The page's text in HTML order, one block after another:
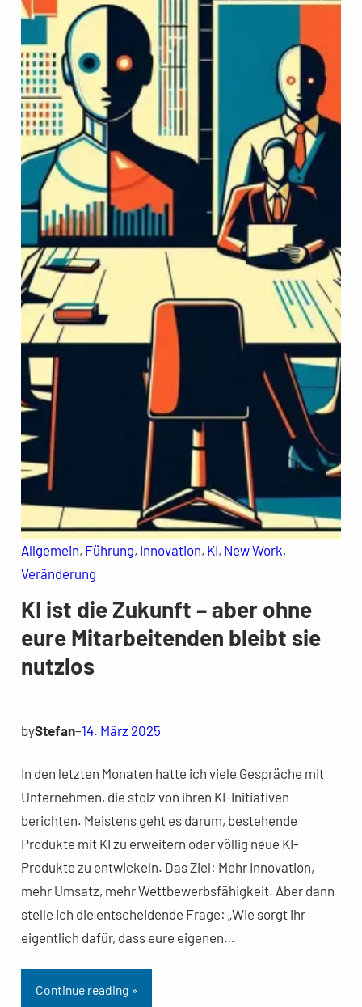
Allgemein, Führung, Innovation, KI, New Work
Veränderung
KI ist die Zukunft – aber ohne
eure Mitarbeitenden bleibt sie
nutzlos
byStefan–14. März 2025
In den letzten Monaten hatte ich viele Gespräche mit
Unternehmen, die stolz von ihren KI-Initiativen
berichten. Meistens geht es darum, bestehende
Produkte mit KI zu erweitern oder völlig neue KI-
Produkte zu entwickeln. Das Ziel: Mehr Innovation,
mehr Umsatz, mehr Wettbewerbsfähigkeit. Aber dann
stelle ich die entscheidende Frage: „Wie sorgt ihr
eigentlich dafür, dass eure eigenen…
Continue reading »